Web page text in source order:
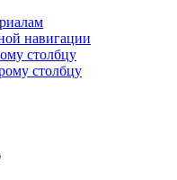
навигации
столбцу
столбцу